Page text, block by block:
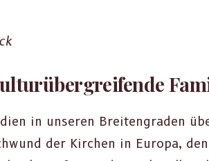
in unseren Bre­it­en­graden
der Kirchen in Europa,